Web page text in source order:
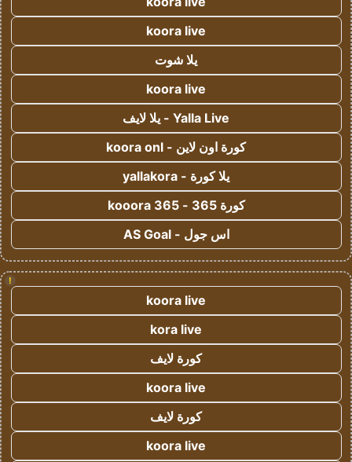
koora live
يلا شوت
koora live
Yalla Live - يلا لايف
كورة اون لاين - koora onl
يلا كورة - yallakora
كورة 365 - kooora 365
اس جول - AS Goal
!
koora live
kora live
كورة لايف
koora live
كورة لايف
koora live